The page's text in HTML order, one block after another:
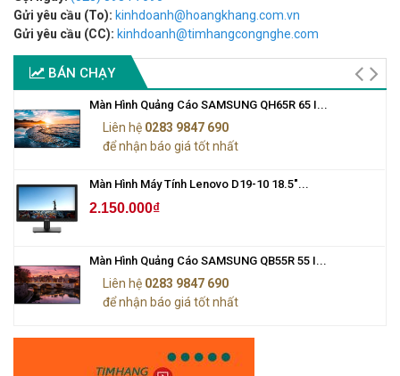
Gửi yêu cầu (To): kinhdoanh@hoangkhang.com.vn
Gửi yêu cầu (CC): kinhdoanh@timhangcongnghe.com
BÁN CHẠY
Màn Hình Quảng Cáo SAMSUNG QH65R 65 I...
Liên hệ 0283 9847 690
để nhận báo giá tốt nhất
Màn Hình Máy Tính Lenovo D19-10 18.5"...
2.150.000₫
Màn Hình Quảng Cáo SAMSUNG QB55R 55 I...
Liên hệ 0283 9847 690
để nhận báo giá tốt nhất